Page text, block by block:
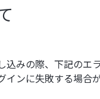
込みの際、下記のエ
インに失敗する場合が